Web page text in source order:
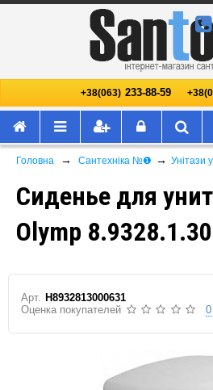
+38(063) 233-88-59
Головна → Сантехніка №❶ → Унітази
Сиденье для
Olymp
Арт. H8932813000631
Оценка покупателей